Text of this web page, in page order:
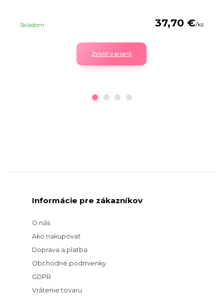
37,70 €/ks
Skladom
Zvoliť variant
Informácie pre zákazníkov
O nás
Ako nakupovať
Doprava a platba
Obchodné podmienky
GDPR
Vrátenie tovaru